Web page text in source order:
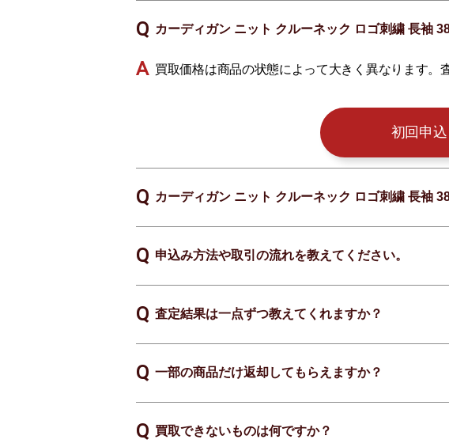
カーディガン ニット クルーネック ロゴ刺繍 長袖
買取価格は商品の状態によって大きく異なります。
初回申込
カーディガン ニット クルーネック ロゴ刺繍 長袖
申込み方法や取引の流れを教えてください。
査定結果は一点ずつ教えてくれますか？
一部の商品だけ返却してもらえますか？
買取できないものは何ですか？